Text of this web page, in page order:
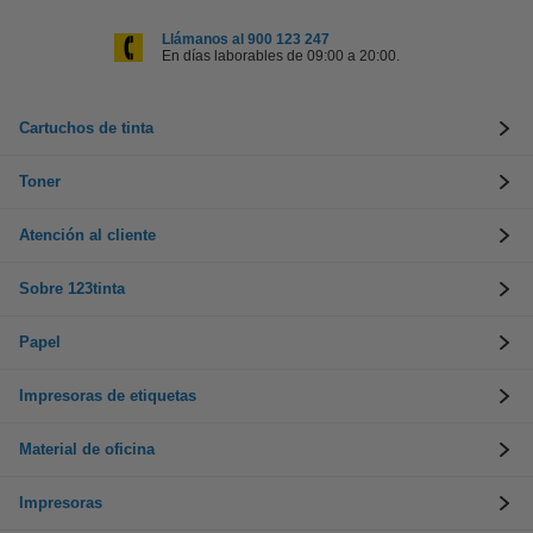
Llámanos al 900 123 247
En días laborables de 09:00 a 20:00.
Cartuchos de tinta
Toner
Atención al cliente
Sobre 123tinta
Papel
Impresoras de etiquetas
Material de oficina
Impresoras